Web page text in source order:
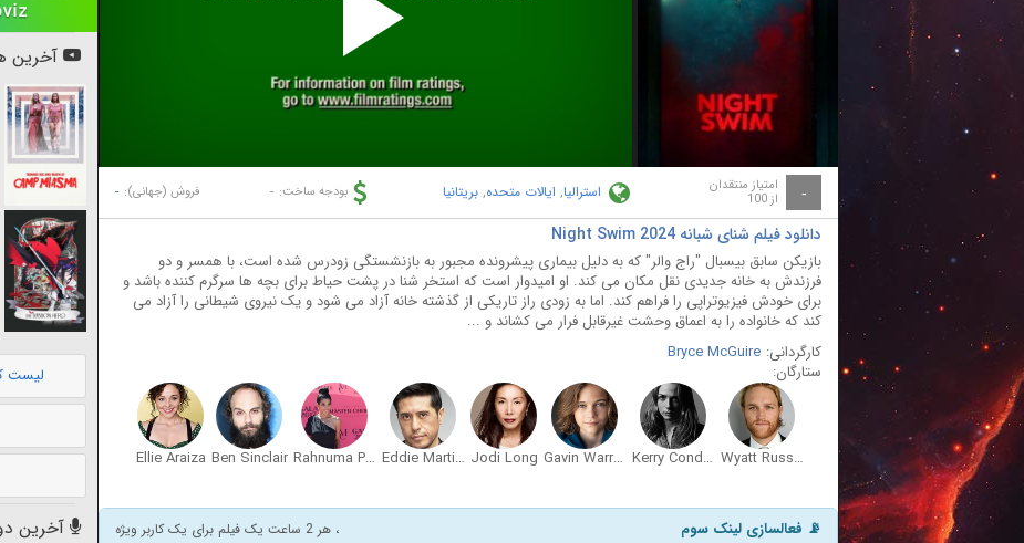
Play
Video
- امتیاز منتقدان
از 100 استرالیا, ایالات متحده, بریتانیا بودجه ساخت: - فروش (جهانی): -
دانلود فیلم شنای شبانه Night Swim 2024
بازیکن سابق بیسبال "راج والر" که به دلیل بیماری پیشرونده مجبور به بازنشستگی زودرس شده است، با همسر و دو
فرزندش به خانه جدیدی نقل مکان می کند. او امیدوار است که استخر شنا در پشت حیاط برای بچه ها سرگرم کننده باشد و
برای خودش فیزیوتراپی را فراهم کند. اما به زودی راز تاریکی از گذشته خانه آزاد می شود و یک نیروی شیطانی را آزاد می
کند که خانواده را به اعماق وحشت غیرقابل فرار می کشاند و ...
کارگردانی: Bryce McGuire
ستارگان:
Wyatt Russell
Kerry Condon
Gavin Warren
Jodi Long
Eddie Martinez
Rahnuma Panthaky
Ben Sinclair
Ellie Araiza
📡 فعالسازی لینک سوم ، هر 2 ساعت یک فیلم برای یک کاربر ویژه
آخرین
لیست
آخرین